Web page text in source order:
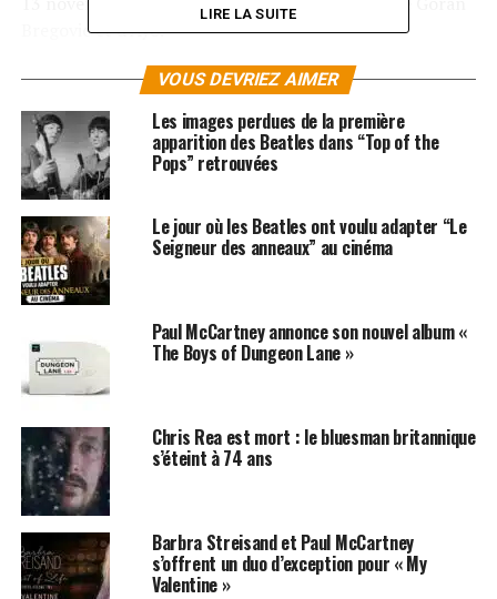
Bregovic et d’Ayo.
Il fut le 23 mars en concert à l’Alhambra et le 25 mars
en concert à Londres au Cargo pour le festival
Liveboutique avant de participer au Printemps de
Bourges. Il enchaînera en mai par une résidence au
Théâtre Marigny tous les lundis. Le clip vidéo de son
premier single
Guillaume Canet!
« Tree of Life », le nouvel album de Yodelice
SUJETS ASSOCIÉS:
GUILLAUME CANET
LIRE LA SUITE
VOUS DEVRIEZ AIMER
Les images perdues de la première
apparition des Beatles dans “Top of the
Pops” retrouvées
Le jour où les Beatles ont voulu adapter “Le
Seigneur des anneaux” au cinéma
Paul McCartney annonce son nouvel album «
The Boys of Dungeon Lane »
Chris Rea est mort : le bluesman britannique
s’éteint à 74 ans
Barbra Streisand et Paul McCartney
s’offrent un duo d’exception pour « My
Valentine »